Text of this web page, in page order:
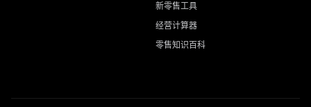
新零售工具
经营计算器
零售知识百科